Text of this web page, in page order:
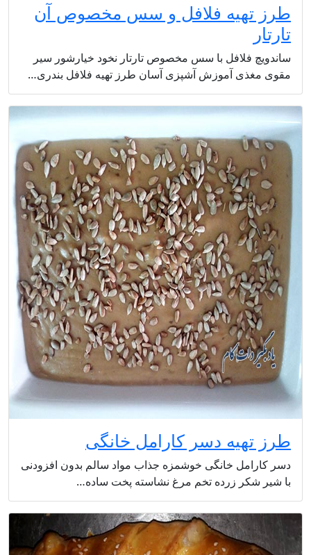
طرز تهیه فلافل و سس مخصوص آن
تارتار
ساندویچ فلافل با سس مخصوص تارتار نخود خیارشور سیر
مقوی مغذی آموزش آشپزی آسان طرز تهیه فلافل بندری…
طرز تهیه دسر کارامل خانگی
دسر کارامل خانگی خوشمزه جذاب مواد سالم بدون افزودنی
با شیر شکر زرده تخم مرغ نشاسته پخت ساده…